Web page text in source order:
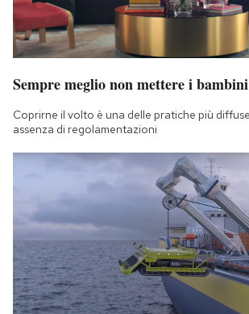
AREA PERSONALE
Area Personale
Notifiche mobile
Hai bisogno di aiuto?
Sempre meglio non mettere i
Coprirne il volto è una delle pratiche più
assenza di regolamentazioni